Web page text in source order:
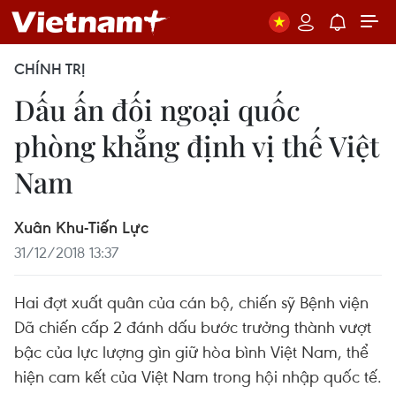
CHÍNH TRỊ
Dấu ấn đối ngoại quốc
phòng khẳng định vị thế Việt
Nam
Xuân Khu-Tiến Lực
31/12/2018 13:37
Hai đợt xuất quân của cán bộ, chiến sỹ Bệnh viện
Dã chiến cấp 2 đánh dấu bước trưởng thành vượt
bậc của lực lượng gìn giữ hòa bình Việt Nam, thể
hiện cam kết của Việt Nam trong hội nhập quốc tế.